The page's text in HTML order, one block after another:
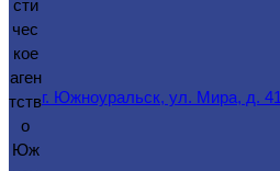
г. Южноуральск, ул. Мира, д. 41